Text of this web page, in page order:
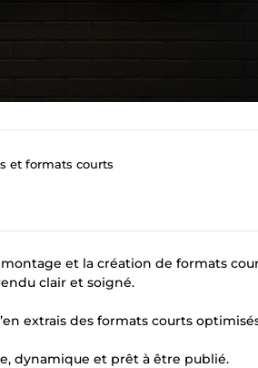
et formats courts
et la création de formats
clair et soigné.
extrais des formats courts
dynamique et prêt à être publié.